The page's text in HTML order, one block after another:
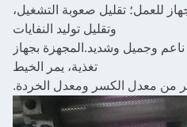
للعمل؛ تقليل صعوبة التشغيل،
وتقليل توليد النفايات
وجميل وشديد. المجهزة بجهاز
تغذية، يمر الخيط
من معدل الكسر ومعدل الخردة.